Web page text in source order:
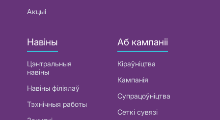
Акцыі
Навіны
Цэнтральныя
навіны
Навіны філіялаў
Тэхнічныя работы
Аб кампаніі
Кіраўніцтва
Кампанія
Супрацоўніцтва
Сеткі сувязі